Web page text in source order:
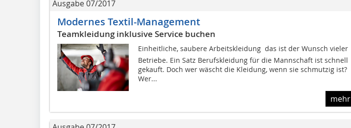
Ausgabe 07/2017
Modernes Textil-Management
Teamkleidung inklusive Service buchen
Einheitliche, saubere Arbeitskleidung  das ist der Wunsch vieler
Betriebe. Ein Satz Berufskleidung für die Mannschaft ist schnell
gekauft. Doch wer wäscht die Kleidung, wenn sie schmutzig ist?
Wer...
mehr